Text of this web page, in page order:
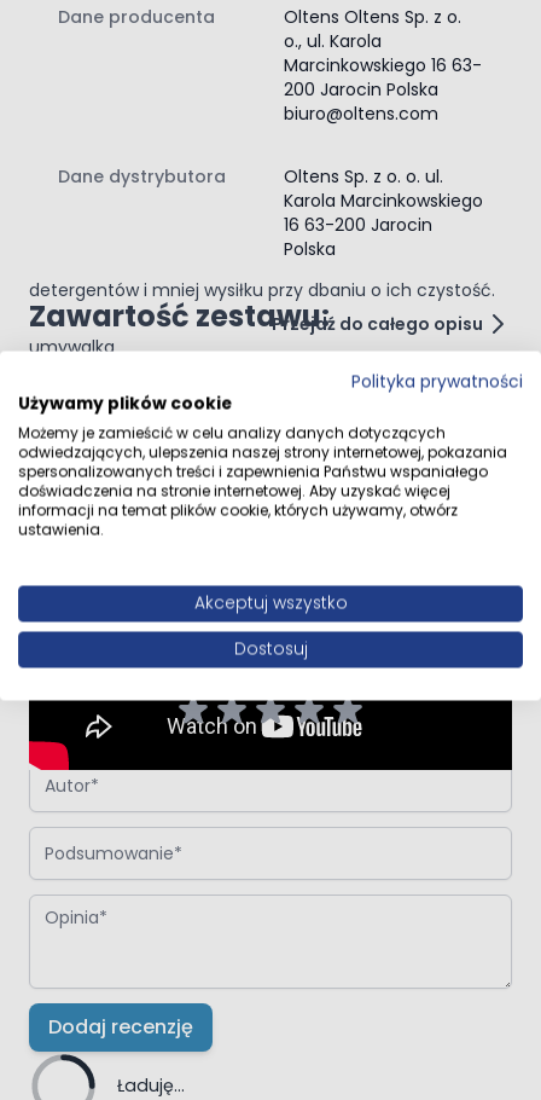
o okrągłych kształtach.
Szerokie, uniwersalne
Umywalka jest wyjątkowa, ponieważ posiada tzw. wyspę
na armaturę, do montażu baterii stojącej.
umywalkowym typu klik-klak (bez przelewu) Rovde lub
detergentów i mniej wysiłku przy dbaniu o ich czystość.
Zawartość zestawu:
umywalka
Montaż umywalki nablatowej
Dane producenta
Oltens Oltens Sp. z o.
o., ul. Karola
Marcinkowskiego 16 63-
200 Jarocin Polska
biuro@oltens.com
Dane dystrybutora
Oltens Sp. z o. o. ul.
Karola Marcinkowskiego
16 63-200 Jarocin
Polska
Przejdź do całego opisu
Opinie klientów
Napisz opinię o produkcie:Oltens Lysake umywalka 48,5 cm
nablatowa okrągła z powłoką SmartClean biała
Twoja ocena:
Autor
Podsumowanie
Opinia
Dodaj recenzję
Ładuję...
Polityka prywatności
Używamy plików cookie
Możemy je zamieścić w celu analizy danych dotyczących
odwiedzających, ulepszenia naszej strony internetowej, pokazania
spersonalizowanych treści i zapewnienia Państwu wspaniałego
doświadczenia na stronie internetowej. Aby uzyskać więcej
informacji na temat plików cookie, których używamy, otwórz
ustawienia.
Akceptuj wszystko
Dostosuj